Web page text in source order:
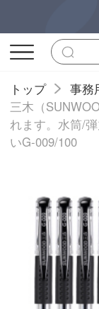
トップ
事務
三木（
れます。水筒/
いG-009/100